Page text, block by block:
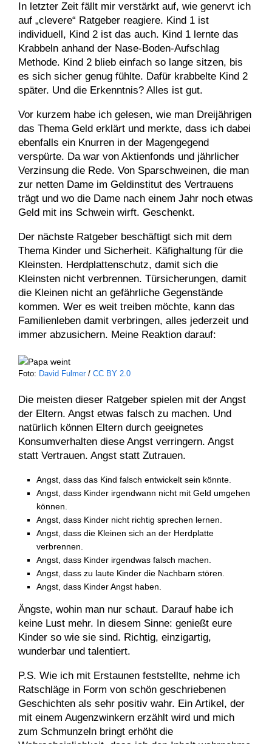
In letzter Zeit fällt mir verstärkt auf, wie genervt ich
auf „clevere“ Ratgeber reagiere. Kind 1 ist
individuell, Kind 2 ist das auch. Kind 1 lernte das
Krabbeln anhand der Nase-Boden-Aufschlag
Methode. Kind 2 blieb einfach so lange sitzen, bis
es sich sicher genug fühlte. Dafür krabbelte Kind 2
später. Und die Erkenntnis? Alles ist gut.
Vor kurzem habe ich gelesen, wie man Dreijährigen
das Thema Geld erklärt und merkte, dass ich dabei
ebenfalls ein Knurren in der Magengegend
verspürte. Da war von Aktienfonds und jährlicher
Verzinsung die Rede. Von Sparschweinen, die man
zur netten Dame im Geldinstitut des Vertrauens
trägt und wo die Dame nach einem Jahr noch etwas
Geld mit ins Schwein wirft. Geschenkt.
Der nächste Ratgeber beschäftigt sich mit dem
Thema Kinder und Sicherheit. Käfighaltung für die
Kleinsten. Herdplattenschutz, damit sich die
Kleinsten nicht verbrennen. Türsicherungen, damit
die Kleinen nicht an gefährliche Gegenstände
kommen. Wer es weit treiben möchte, kann das
Familienleben damit verbringen, alles jederzeit und
immer abzusichern. Meine Reaktion darauf:
Foto: David Fulmer/ CC BY 2.0
Die meisten dieser Ratgeber spielen mit der Angst
der Eltern. Angst etwas falsch zu machen. Und
natürlich können Eltern durch geeignetes
Konsumverhalten diese Angst verringern. Angst
statt Vertrauen. Angst statt Zutrauen.
Angst, dass das Kind falsch entwickelt sein könnte.
Angst, dass Kinder irgendwann nicht mit Geld umgehen
können.
Angst, dass Kinder nicht richtig sprechen lernen.
Angst, dass die Kleinen sich an der Herdplatte
verbrennen.
Angst, dass Kinder irgendwas falsch machen.
Angst, dass zu laute Kinder die Nachbarn stören.
Angst, dass Kinder Angst haben.
Ängste, wohin man nur schaut. Darauf habe ich
keine Lust mehr. In diesem Sinne: genießt eure
Kinder so wie sie sind. Richtig, einzigartig,
wunderbar und talentiert.
P.S. Wie ich mit Erstaunen feststellte, nehme ich
Ratschläge in Form von schön geschriebenen
Geschichten als sehr positiv wahr. Ein Artikel, der
mit einem Augenzwinkern erzählt wird und mich
zum Schmunzeln bringt erhöht die